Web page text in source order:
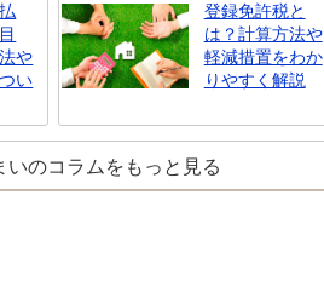
や
い
登録免許税と
は？計算方法や
軽減措置をわか
りやすく解説
いのコラムをもっと見る